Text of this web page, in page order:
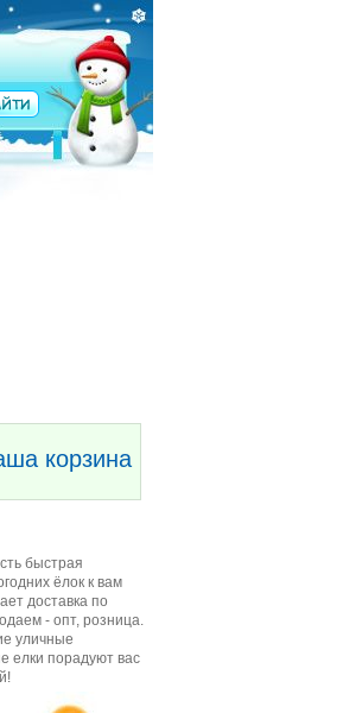
корзина
быстрая
ёлок к вам
доставка по
- опт, розница.
уличные
елки порадуют вас